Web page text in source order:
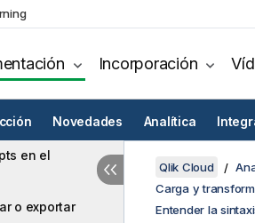
Incorporación
Novedades Analítica
datos con el
de datos
de datos
en el
o exportar
Qlik Cloud
Carga y
Entender la